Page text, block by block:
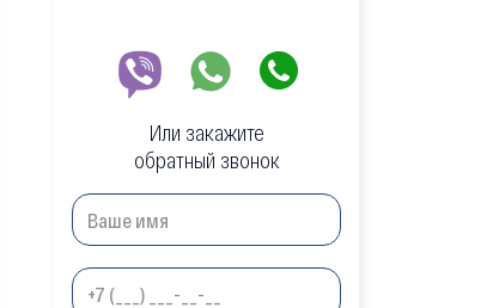
Или закажите
обратный звонок